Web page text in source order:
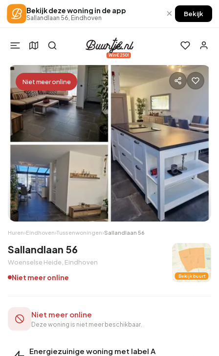
Bekijk deze woning in de app
Sallandlaan 56, Eindhoven × Bekijk
Win €250!
Niet meer online
Huren›Eindhoven›Tussenwoningen›Sallandlaan 56
Sallandlaan 56
Woenselse Heide, Eindhoven
Niet meer online Bekijk buurt
Energiezuinige woning met label A
Niet meer online
Deze woning is niet meer beschikbaar.